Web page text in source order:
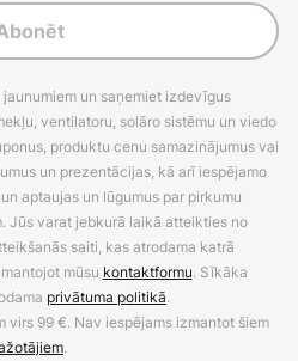
un saņemiet izdevīgus
ventilatoru, solāro sistēmu un viedo
produktu cenu samazinājumus vai
un prezentācijas, kā arī iespējamo
aptaujas un lūgumus par pirkumu
Jūs varat jebkurā laikā atteikties no
saiti, kas atrodama katrā
mūsu kontaktformu. Sīkāka
privātuma politikā.
virs 99 €. Nav iespējams izmantot šiem
.